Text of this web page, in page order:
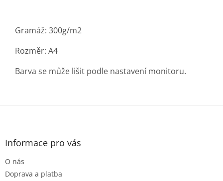
Gramáž: 300g/m2
Rozměr: A4
Barva se může lišit podle nastavení monitoru.
Z
Informace pro vás
O nás
Doprava a platba